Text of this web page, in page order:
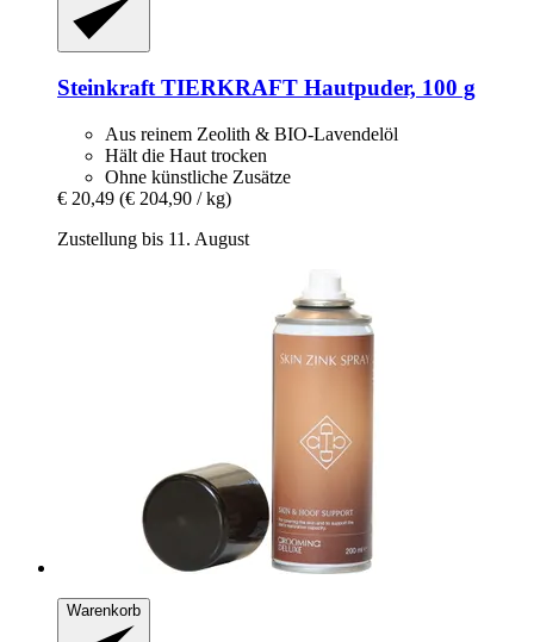
Steinkraft TIERKRAFT Hautpuder, 100 g
Aus reinem Zeolith & BIO-Lavendelöl
Hält die Haut trocken
Ohne künstliche Zusätze
€ 20,49 (€ 204,90 / kg)
Zustellung bis 11. August
Warenkorb